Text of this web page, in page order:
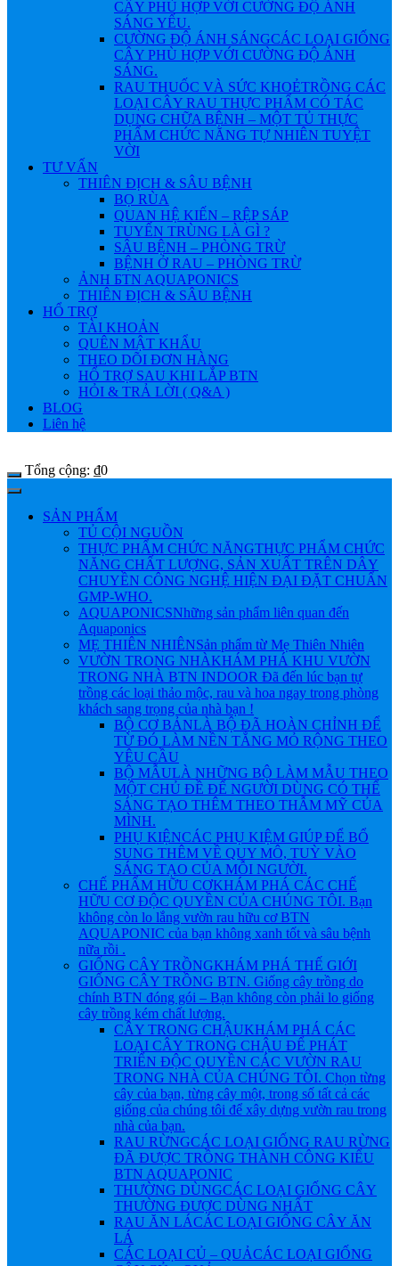
CÂY PHÙ HỢP VỚI CƯỜNG ĐỘ ÁNH
SÁNG YẾU.
CƯỜNG ĐỘ ÁNH SÁNGCÁC LOẠI GIỐNG
CÂY PHÙ HỢP VỚI CƯỜNG ĐỘ ÁNH
SÁNG.
RAU THUỐC VÀ SỨC KHOẺTRỒNG CÁC
LOẠI CÂY RAU THỰC PHẨM CÓ TÁC
DỤNG CHỮA BỆNH – MỘT TỦ THỰC
PHẨM CHỨC NĂNG TỰ NHIÊN TUYỆT
VỜI
TƯ VẤN
THIÊN ĐỊCH & SÂU BỆNH
BỌ RÙA
QUAN HỆ KIẾN – RỆP SÁP
TUYẾN TRÙNG LÀ GÌ ?
SÂU BỆNH – PHÒNG TRỪ
BỆNH Ở RAU – PHÒNG TRỪ
ẢNH БTN AQUAPONICS
THIÊN ĐỊCH & SÂU BỆNH
HỔ TRỢ
TÀI KHOẢN
QUÊN MẬT KHẨU
THEO DÕI ĐƠN HÀNG
HỔ TRỢ SAU KHI LẮP BTN
HỎI & TRẢ LỜI ( Q&A )
BLOG
Liên hệ
Tổng cộng: ₫0
SẢN PHẨM
TỦ CỘI NGUỒN
THỰC PHẨM CHỨC NĂNGTHỰC PHẨM CHỨC
NĂNG CHẤT LƯỢNG, SẢN XUẤT TRÊN DÂY
CHUYỀN CÔNG NGHỆ HIỆN ĐẠI ĐẶT CHUẨN
GMP-WHO.
AQUAPONICSNhững sản phẩm liên quan đến
Aquaponics
MẸ THIÊN NHIÊNSản phẩm từ Mẹ Thiên Nhiên
VƯỜN TRONG NHÀKHÁM PHÁ KHU VƯỜN
TRONG NHÀ BTN INDOOR Đã đến lúc bạn tự
trồng các loại thảo mộc, rau và hoa ngay trong phòng
khách sang trọng của nhà bạn !
BỘ CƠ BẢNLÀ BỘ ĐÃ HOÀN CHỈNH ĐỂ
TỪ ĐÓ LÀM NỀN TẲNG MỎ RỘNG THEO
YÊU CẦU
BỘ MẪULÀ NHỮNG BỘ LÀM MẪU THEO
MỘT CHỦ ĐỀ ĐỂ NGƯỜI DÙNG CÓ THỂ
SÁNG TẠO THÊM THEO THẪM MỸ CỦA
MÌNH.
PHỤ KIỆNCÁC PHỤ KIỆM GIÚP ĐỂ BỔ
SUNG THÊM VỀ QUY MÔ, TUỲ VÀO
SÁNG TẠO CỦA MỖI NGƯỜI.
CHẾ PHẨM HỮU CƠKHÁM PHÁ CÁC CHẾ
HỮU CƠ ĐỘC QUYỀN CỦA CHÚNG TÔI. Bạn
không còn lo lắng vườn rau hữu cơ BTN
AQUAPONIC của bạn không xanh tốt và sâu bệnh
nữa rồi .
GIỐNG CÂY TRỒNGKHÁM PHÁ THẾ GIỚI
GIỐNG CÂY TRỒNG BTN. Giống cây trồng do
chính BTN đóng gói – Bạn không còn phải lo giống
cây trồng kém chất lượng.
CÂY TRONG CHẬUKHÁM PHÁ CÁC
LOẠI CÂY TRONG CHẬU ĐỂ PHÁT
TRIỂN ĐỘC QUYỀN CÁC VƯỜN RAU
TRONG NHÀ CỦA CHÚNG TÔI. Chọn từng
cây của bạn, từng cây một, trong số tất cả các
giống của chúng tôi để xây dựng vườn rau trong
nhà của bạn.
RAU RỪNGCÁC LOẠI GIỐNG RAU RỪNG
ĐÃ ĐƯỢC TRỒNG THÀNH CÔNG KIỂU
BTN AQUAPONIC
THƯỜNG DÙNGCÁC LOẠI GIỐNG CÂY
THƯỜNG ĐƯỢC DÙNG NHẤT
RAU ĂN LÁCÁC LOẠI GIỐNG CÂY ĂN
LÁ
CÁC LOẠI CỦ – QUẢCÁC LOẠI GIỐNG